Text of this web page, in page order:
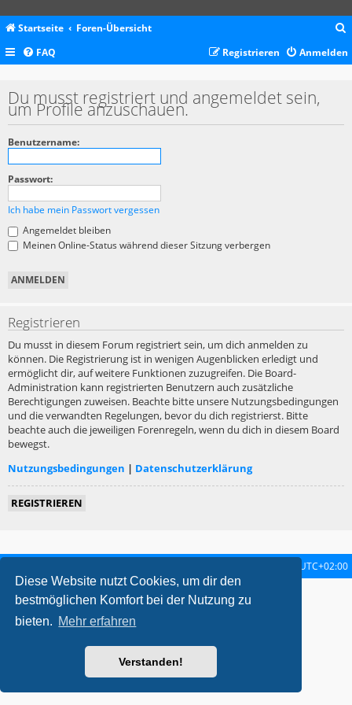
Diese Website nutzt Cookies, um dir den
bestmöglichen Komfort bei der Nutzung zu
bieten. Mehr erfahren
Verstanden!
Startseite Foren-Übersicht
c
FAQ Anmelden
Registrieren
Du musst registriert und angemeldet sein,
um Profile anzuschauen.
Benutzername:
Passwort:
Ich habe mein Passwort vergessen
Angemeldet bleiben
Meinen Online-Status während dieser Sitzung verbergen
Registrieren
Du musst in diesem Forum registriert sein, um dich anmelden zu
können. Die Registrierung ist in wenigen Augenblicken erledigt und
ermöglicht dir, auf weitere Funktionen zuzugreifen. Die Board-
Administration kann registrierten Benutzern auch zusätzliche
Berechtigungen zuweisen. Beachte bitte unsere Nutzungsbedingungen
und die verwandten Regelungen, bevor du dich registrierst. Bitte
beachte auch die jeweiligen Forenregeln, wenn du dich in diesem Board
bewegst.
Nutzungsbedingungen | Datenschutzerklärung
REGISTRIEREN
UTC+02:00
metrolike style by Eric Seguin Updated for phpBB3.2 by
Powered byphpBB ® Forum Software © phpBB Limited
Deutsche Übersetzung durch